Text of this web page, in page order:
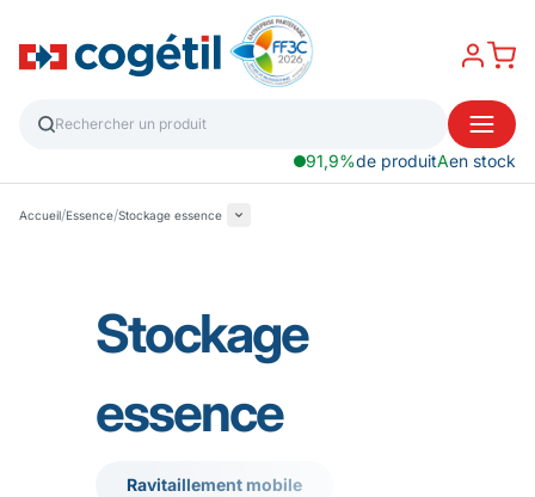
91,9%de produitAen stock
Accueil/Essence/Stockage essence
Stockage
essence
Ravitaillement mobile